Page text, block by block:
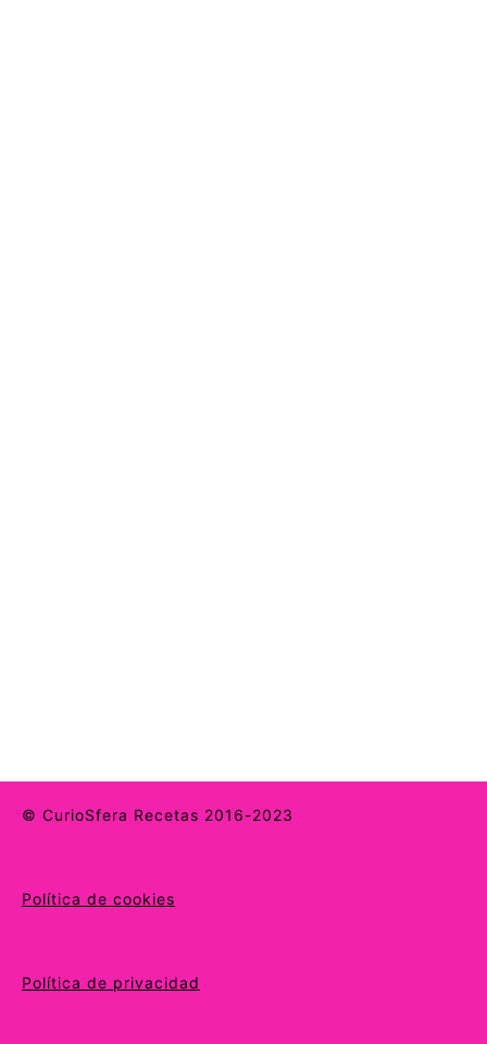
© CurioSfera Recetas 2016-2023
Política de cookies
Política de privacidad